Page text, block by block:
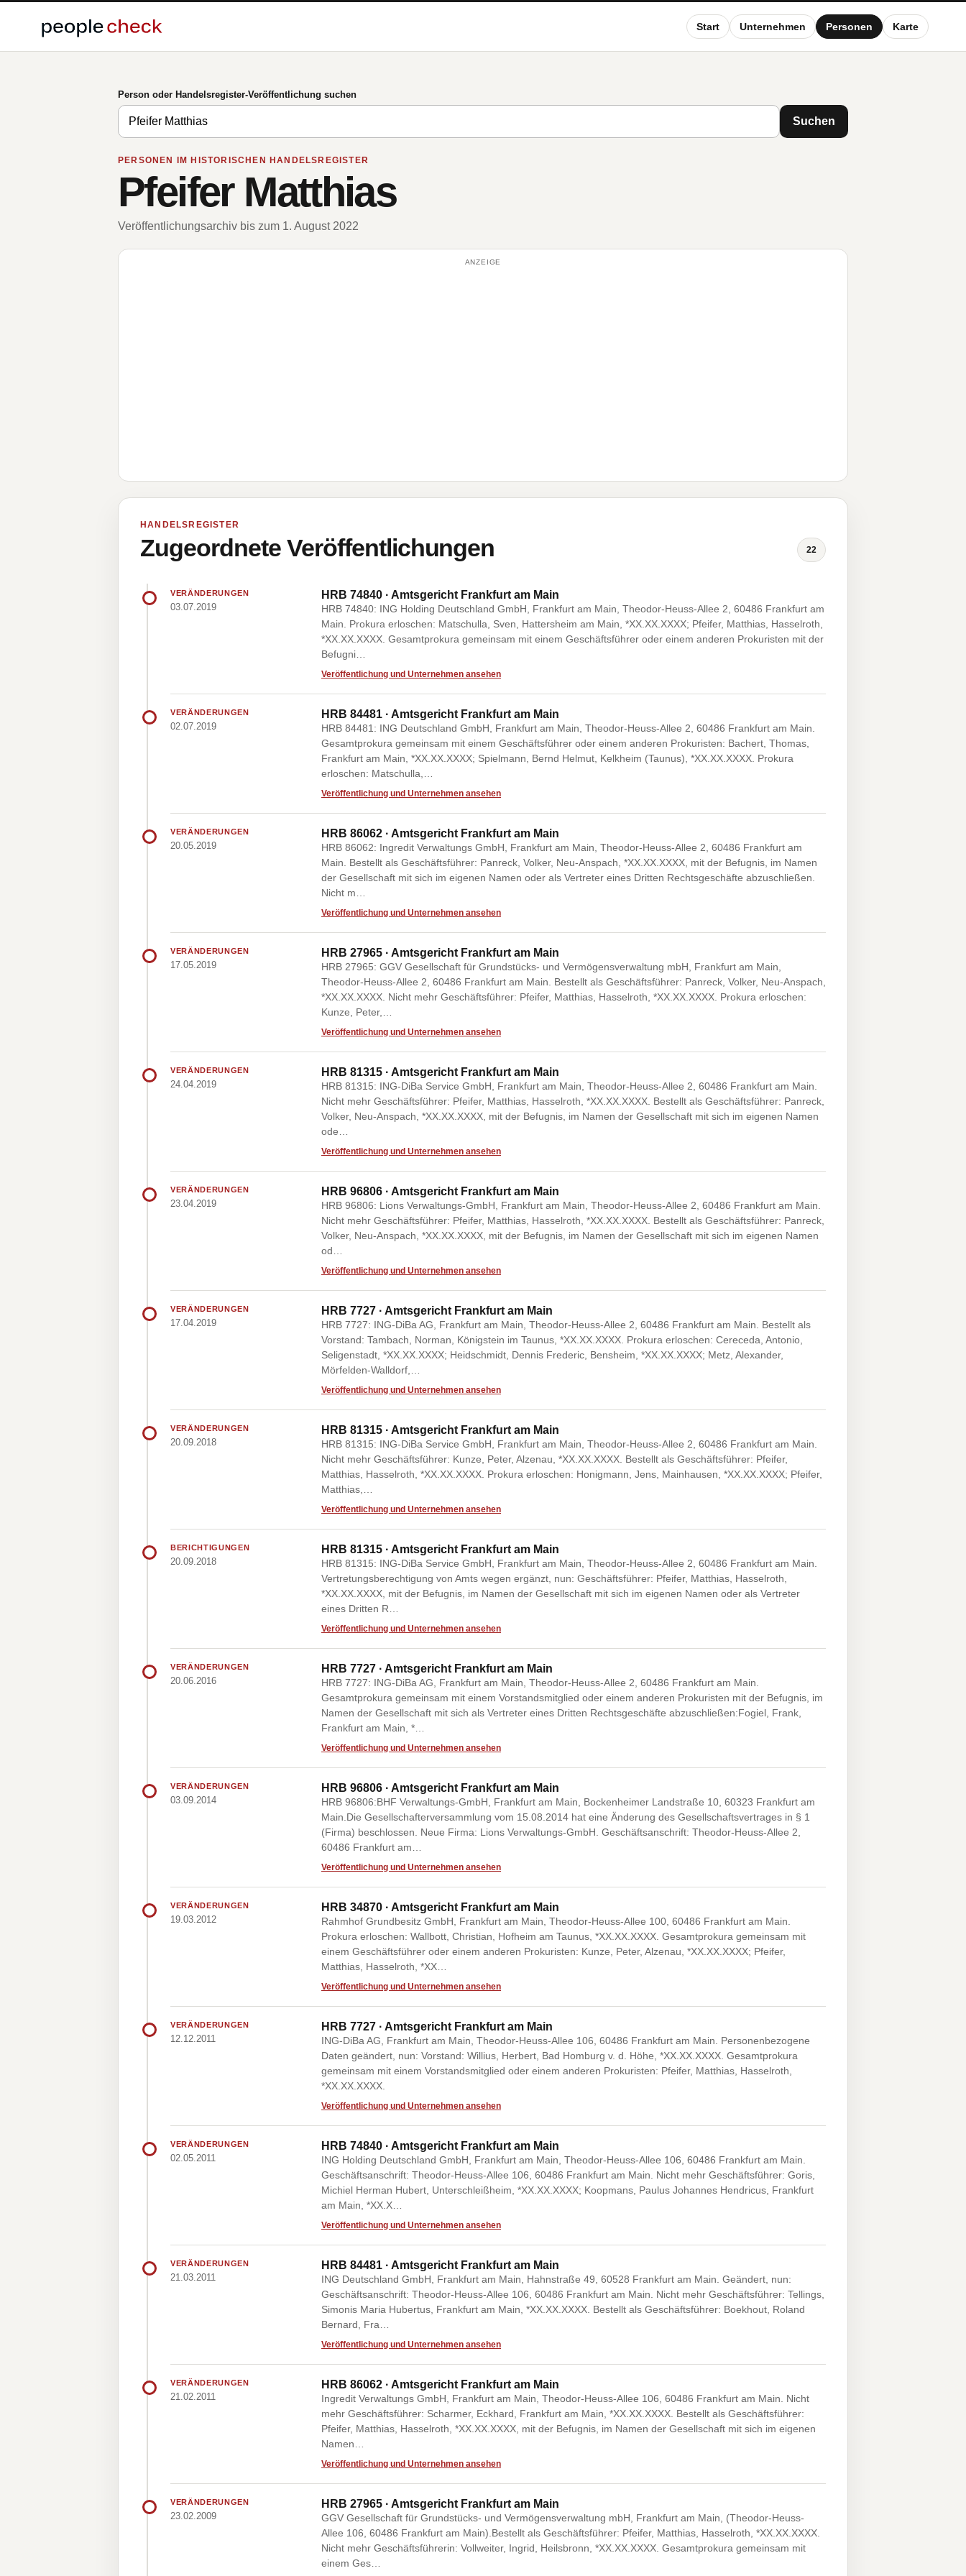
Start Unternehmen Personen Karte
Person oder Handelsregister-Veröffentlichung suchen
Suchen
PERSONEN IM HISTORISCHEN HANDELSREGISTER
Pfeifer Matthias
Veröffentlichungsarchiv bis zum 1. August 2022
ANZEIGE
HANDELSREGISTER
Zugeordnete Veröffentlichungen 22
VERÄNDERUNGEN
03.07.2019
HRB 74840 · Amtsgericht Frankfurt am Main
HRB 74840: ING Holding Deutschland GmbH, Frankfurt am Main, Theodor-Heuss-Allee 2, 60486 Frankfurt am
Main. Prokura erloschen: Matschulla, Sven, Hattersheim am Main, *XX.XX.XXXX; Pfeifer, Matthias, Hasselroth,
*XX.XX.XXXX. Gesamtprokura gemeinsam mit einem Geschäftsführer oder einem anderen Prokuristen mit der
Befugni…
Veröffentlichung und Unternehmen ansehen
VERÄNDERUNGEN
02.07.2019
HRB 84481 · Amtsgericht Frankfurt am Main
HRB 84481: ING Deutschland GmbH, Frankfurt am Main, Theodor-Heuss-Allee 2, 60486 Frankfurt am Main.
Gesamtprokura gemeinsam mit einem Geschäftsführer oder einem anderen Prokuristen: Bachert, Thomas,
Frankfurt am Main, *XX.XX.XXXX; Spielmann, Bernd Helmut, Kelkheim (Taunus), *XX.XX.XXXX. Prokura
erloschen: Matschulla,…
Veröffentlichung und Unternehmen ansehen
VERÄNDERUNGEN
20.05.2019
HRB 86062 · Amtsgericht Frankfurt am Main
HRB 86062: Ingredit Verwaltungs GmbH, Frankfurt am Main, Theodor-Heuss-Allee 2, 60486 Frankfurt am
Main. Bestellt als Geschäftsführer: Panreck, Volker, Neu-Anspach, *XX.XX.XXXX, mit der Befugnis, im Namen
der Gesellschaft mit sich im eigenen Namen oder als Vertreter eines Dritten Rechtsgeschäfte abzuschließen.
Nicht m…
Veröffentlichung und Unternehmen ansehen
VERÄNDERUNGEN
17.05.2019
HRB 27965 · Amtsgericht Frankfurt am Main
HRB 27965: GGV Gesellschaft für Grundstücks- und Vermögensverwaltung mbH, Frankfurt am Main,
Theodor-Heuss-Allee 2, 60486 Frankfurt am Main. Bestellt als Geschäftsführer: Panreck, Volker, Neu-Anspach,
*XX.XX.XXXX. Nicht mehr Geschäftsführer: Pfeifer, Matthias, Hasselroth, *XX.XX.XXXX. Prokura erloschen:
Kunze, Peter,…
Veröffentlichung und Unternehmen ansehen
VERÄNDERUNGEN
24.04.2019
HRB 81315 · Amtsgericht Frankfurt am Main
HRB 81315: ING-DiBa Service GmbH, Frankfurt am Main, Theodor-Heuss-Allee 2, 60486 Frankfurt am Main.
Nicht mehr Geschäftsführer: Pfeifer, Matthias, Hasselroth, *XX.XX.XXXX. Bestellt als Geschäftsführer: Panreck,
Volker, Neu-Anspach, *XX.XX.XXXX, mit der Befugnis, im Namen der Gesellschaft mit sich im eigenen Namen
ode…
Veröffentlichung und Unternehmen ansehen
VERÄNDERUNGEN
23.04.2019
HRB 96806 · Amtsgericht Frankfurt am Main
HRB 96806: Lions Verwaltungs-GmbH, Frankfurt am Main, Theodor-Heuss-Allee 2, 60486 Frankfurt am Main.
Nicht mehr Geschäftsführer: Pfeifer, Matthias, Hasselroth, *XX.XX.XXXX. Bestellt als Geschäftsführer: Panreck,
Volker, Neu-Anspach, *XX.XX.XXXX, mit der Befugnis, im Namen der Gesellschaft mit sich im eigenen Namen
od…
Veröffentlichung und Unternehmen ansehen
VERÄNDERUNGEN
17.04.2019
HRB 7727 · Amtsgericht Frankfurt am Main
HRB 7727: ING-DiBa AG, Frankfurt am Main, Theodor-Heuss-Allee 2, 60486 Frankfurt am Main. Bestellt als
Vorstand: Tambach, Norman, Königstein im Taunus, *XX.XX.XXXX. Prokura erloschen: Cereceda, Antonio,
Seligenstadt, *XX.XX.XXXX; Heidschmidt, Dennis Frederic, Bensheim, *XX.XX.XXXX; Metz, Alexander,
Mörfelden-Walldorf,…
Veröffentlichung und Unternehmen ansehen
VERÄNDERUNGEN
20.09.2018
HRB 81315 · Amtsgericht Frankfurt am Main
HRB 81315: ING-DiBa Service GmbH, Frankfurt am Main, Theodor-Heuss-Allee 2, 60486 Frankfurt am Main.
Nicht mehr Geschäftsführer: Kunze, Peter, Alzenau, *XX.XX.XXXX. Bestellt als Geschäftsführer: Pfeifer,
Matthias, Hasselroth, *XX.XX.XXXX. Prokura erloschen: Honigmann, Jens, Mainhausen, *XX.XX.XXXX; Pfeifer,
Matthias,…
Veröffentlichung und Unternehmen ansehen
BERICHTIGUNGEN
20.09.2018
HRB 81315 · Amtsgericht Frankfurt am Main
HRB 81315: ING-DiBa Service GmbH, Frankfurt am Main, Theodor-Heuss-Allee 2, 60486 Frankfurt am Main.
Vertretungsberechtigung von Amts wegen ergänzt, nun: Geschäftsführer: Pfeifer, Matthias, Hasselroth,
*XX.XX.XXXX, mit der Befugnis, im Namen der Gesellschaft mit sich im eigenen Namen oder als Vertreter
eines Dritten R…
Veröffentlichung und Unternehmen ansehen
VERÄNDERUNGEN
20.06.2016
HRB 7727 · Amtsgericht Frankfurt am Main
HRB 7727: ING-DiBa AG, Frankfurt am Main, Theodor-Heuss-Allee 2, 60486 Frankfurt am Main.
Gesamtprokura gemeinsam mit einem Vorstandsmitglied oder einem anderen Prokuristen mit der Befugnis, im
Namen der Gesellschaft mit sich als Vertreter eines Dritten Rechtsgeschäfte abzuschließen:Fogiel, Frank,
Frankfurt am Main, *…
Veröffentlichung und Unternehmen ansehen
VERÄNDERUNGEN
03.09.2014
HRB 96806 · Amtsgericht Frankfurt am Main
HRB 96806:BHF Verwaltungs-GmbH, Frankfurt am Main, Bockenheimer Landstraße 10, 60323 Frankfurt am
Main.Die Gesellschafterversammlung vom 15.08.2014 hat eine Änderung des Gesellschaftsvertrages in § 1
(Firma) beschlossen. Neue Firma: Lions Verwaltungs-GmbH. Geschäftsanschrift: Theodor-Heuss-Allee 2,
60486 Frankfurt am…
Veröffentlichung und Unternehmen ansehen
VERÄNDERUNGEN
19.03.2012
HRB 34870 · Amtsgericht Frankfurt am Main
Rahmhof Grundbesitz GmbH, Frankfurt am Main, Theodor-Heuss-Allee 100, 60486 Frankfurt am Main.
Prokura erloschen: Wallbott, Christian, Hofheim am Taunus, *XX.XX.XXXX. Gesamtprokura gemeinsam mit
einem Geschäftsführer oder einem anderen Prokuristen: Kunze, Peter, Alzenau, *XX.XX.XXXX; Pfeifer,
Matthias, Hasselroth, *XX…
Veröffentlichung und Unternehmen ansehen
VERÄNDERUNGEN
12.12.2011
HRB 7727 · Amtsgericht Frankfurt am Main
ING-DiBa AG, Frankfurt am Main, Theodor-Heuss-Allee 106, 60486 Frankfurt am Main. Personenbezogene
Daten geändert, nun: Vorstand: Willius, Herbert, Bad Homburg v. d. Höhe, *XX.XX.XXXX. Gesamtprokura
gemeinsam mit einem Vorstandsmitglied oder einem anderen Prokuristen: Pfeifer, Matthias, Hasselroth,
*XX.XX.XXXX.
Veröffentlichung und Unternehmen ansehen
VERÄNDERUNGEN
02.05.2011
HRB 74840 · Amtsgericht Frankfurt am Main
ING Holding Deutschland GmbH, Frankfurt am Main, Theodor-Heuss-Allee 106, 60486 Frankfurt am Main.
Geschäftsanschrift: Theodor-Heuss-Allee 106, 60486 Frankfurt am Main. Nicht mehr Geschäftsführer: Goris,
Michiel Herman Hubert, Unterschleißheim, *XX.XX.XXXX; Koopmans, Paulus Johannes Hendricus, Frankfurt
am Main, *XX.X…
Veröffentlichung und Unternehmen ansehen
VERÄNDERUNGEN
21.03.2011
HRB 84481 · Amtsgericht Frankfurt am Main
ING Deutschland GmbH, Frankfurt am Main, Hahnstraße 49, 60528 Frankfurt am Main. Geändert, nun:
Geschäftsanschrift: Theodor-Heuss-Allee 106, 60486 Frankfurt am Main. Nicht mehr Geschäftsführer: Tellings,
Simonis Maria Hubertus, Frankfurt am Main, *XX.XX.XXXX. Bestellt als Geschäftsführer: Boekhout, Roland
Bernard, Fra…
Veröffentlichung und Unternehmen ansehen
VERÄNDERUNGEN
21.02.2011
HRB 86062 · Amtsgericht Frankfurt am Main
Ingredit Verwaltungs GmbH, Frankfurt am Main, Theodor-Heuss-Allee 106, 60486 Frankfurt am Main. Nicht
mehr Geschäftsführer: Scharmer, Eckhard, Frankfurt am Main, *XX.XX.XXXX. Bestellt als Geschäftsführer:
Pfeifer, Matthias, Hasselroth, *XX.XX.XXXX, mit der Befugnis, im Namen der Gesellschaft mit sich im eigenen
Namen…
Veröffentlichung und Unternehmen ansehen
VERÄNDERUNGEN
23.02.2009
HRB 27965 · Amtsgericht Frankfurt am Main
GGV Gesellschaft für Grundstücks- und Vermögensverwaltung mbH, Frankfurt am Main, (Theodor-Heuss-
Allee 106, 60486 Frankfurt am Main).Bestellt als Geschäftsführer: Pfeifer, Matthias, Hasselroth, *XX.XX.XXXX.
Nicht mehr Geschäftsführerin: Vollweiter, Ingrid, Heilsbronn, *XX.XX.XXXX. Gesamtprokura gemeinsam mit
einem Ges…